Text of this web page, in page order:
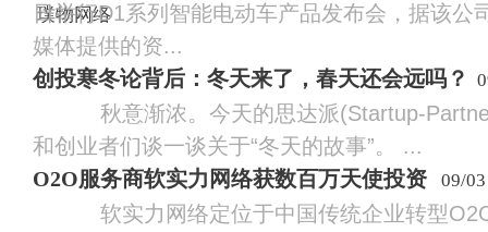
日举行D1系列智能电动车产品发布会，据该公
媒体提供的资...
创投寒冬论背后：冬天来了，春天还会远吗？
秋意渐浓。今天的思达派(Startup-
和创业者们谈一谈关于“冬天的故事”。 ...
O2O服务商软实力网络获数百万天使投资
09/03
软实力网络定位于中国传统企业转型O2O